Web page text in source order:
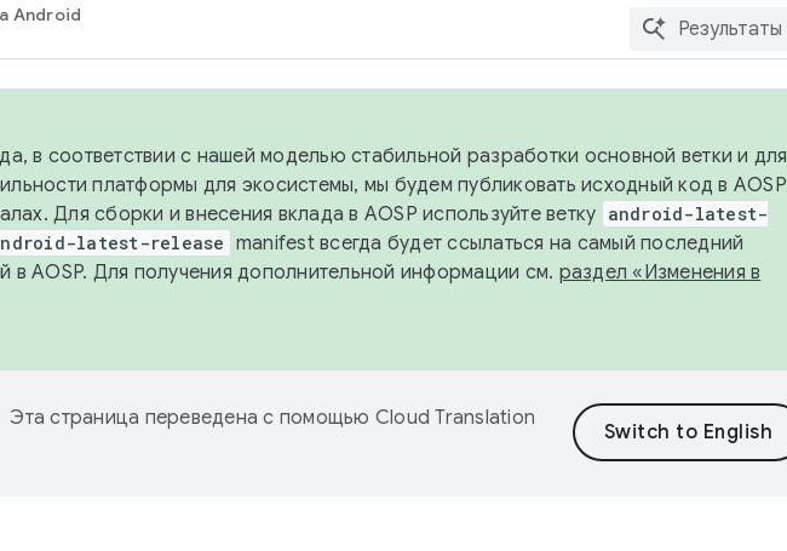
Android
в соответствии с нашей моделью стабильной разработки основной ветки и для
платформы для экосистемы, мы будем публиковать исходный код в AOSP
Для сборки и внесения вклада в AOSP используйте ветку android-latest-
latest-release manifest всегда будет ссылаться на самый последний
в AOSP. Для получения дополнительной информации см. раздел «Изменения в
Эта страница переведена с помощью Cloud Translation